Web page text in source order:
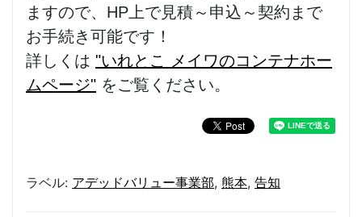
ますので、HP上で見積～申込～契約まで
お手続き可能です！
詳しくは "いれとこ メイワのコンテナホー
ムページ" をご覧ください。
ラベル: アデッドバリュー事業部, 熊本, 告知